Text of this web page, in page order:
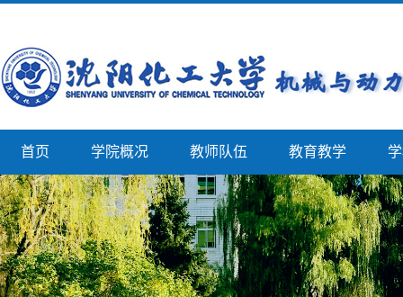
首页 学院概况 教师队伍 教育教学